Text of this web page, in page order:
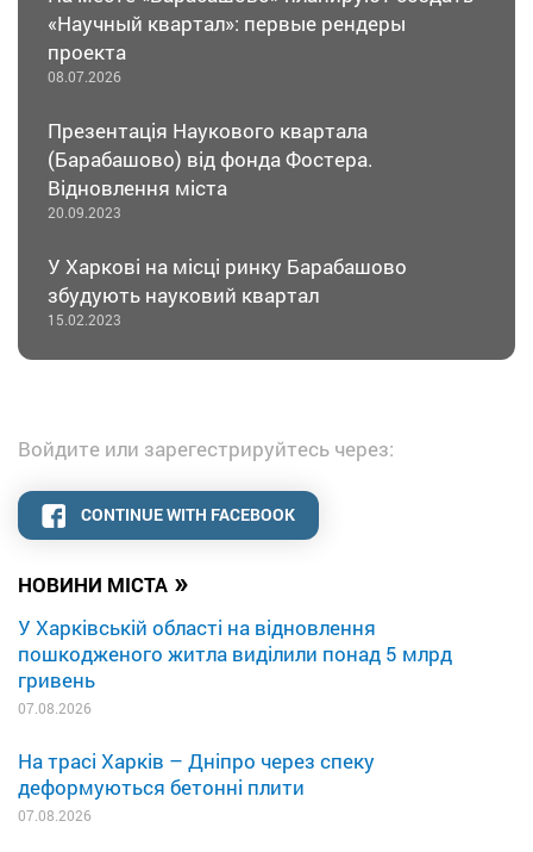
НОВИНИ МІСТА »
У Харківській області на відновлення
пошкодженого житла виділили понад 5 млрд
гривень
07.08.2026
На трасі Харків – Дніпро через спеку
деформуються бетонні плити
07.08.2026
«Научный квартал»: первые рендеры
проекта
08.07.2026
Презентація Наукового квартала
(Барабашово) від фонда Фостера.
Відновлення міста
20.09.2023
У Харкові на місці ринку Барабашово
збудують науковий квартал
15.02.2023
Войдите или зарегестрируйтесь через:
CONTINUE WITH FACEBOOK